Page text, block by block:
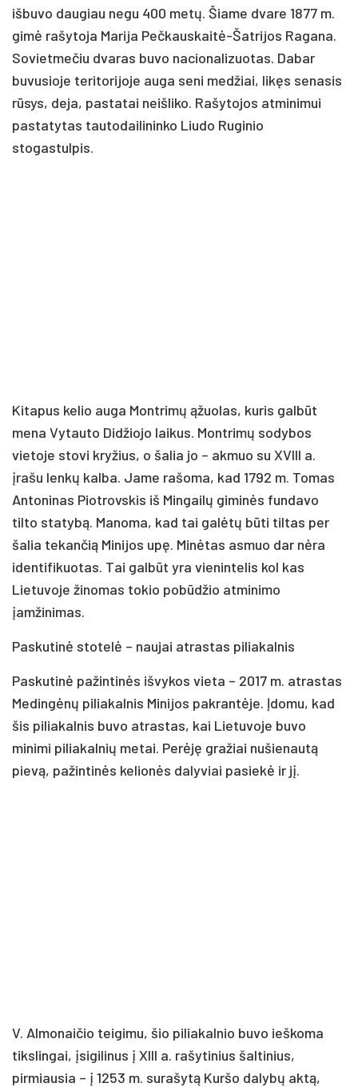
išbuvo daugiau negu 400 metų. Šiame dvare 1877 m.
gimė rašytoja Marija Pečkauskaitė-Šatrijos Ragana.
Sovietmečiu dvaras buvo nacionalizuotas. Dabar
buvusioje teritorijoje auga seni medžiai, likęs senasis
rūsys, deja, pastatai neišliko. Rašytojos atminimui
pastatytas tautodailininko Liudo Ruginio
stogastulpis.
Kitapus kelio auga Montrimų ąžuolas, kuris galbūt
mena Vytauto Didžiojo laikus. Montrimų sodybos
vietoje stovi kryžius, o šalia jo – akmuo su XVIII a.
įrašu lenkų kalba. Jame rašoma, kad 1792 m. Tomas
Antoninas Piotrovskis iš Mingailų giminės fundavo
tilto statybą. Manoma, kad tai galėtų būti tiltas per
šalia tekančią Minijos upę. Minėtas asmuo dar nėra
identifikuotas. Tai galbūt yra vienintelis kol kas
Lietuvoje žinomas tokio pobūdžio atminimo
įamžinimas.
Paskutinė stotelė – naujai atrastas piliakalnis
Paskutinė pažintinės išvykos vieta – 2017 m. atrastas
Medingėnų piliakalnis Minijos pakrantėje. Įdomu, kad
šis piliakalnis buvo atrastas, kai Lietuvoje buvo
minimi piliakalnių metai. Perėję gražiai nušienautą
pievą, pažintinės kelionės dalyviai pasiekė ir jį.
V. Almonaičio teigimu, šio piliakalnio buvo ieškoma
tikslingai, įsigilinus į XIII a. rašytinius šaltinius,
pirmiausia – į 1253 m. surašytą Kuršo dalybų aktą,